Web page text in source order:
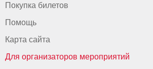
Покупка билетов
Помощь
Карта сайта
Для организаторов мероприятий